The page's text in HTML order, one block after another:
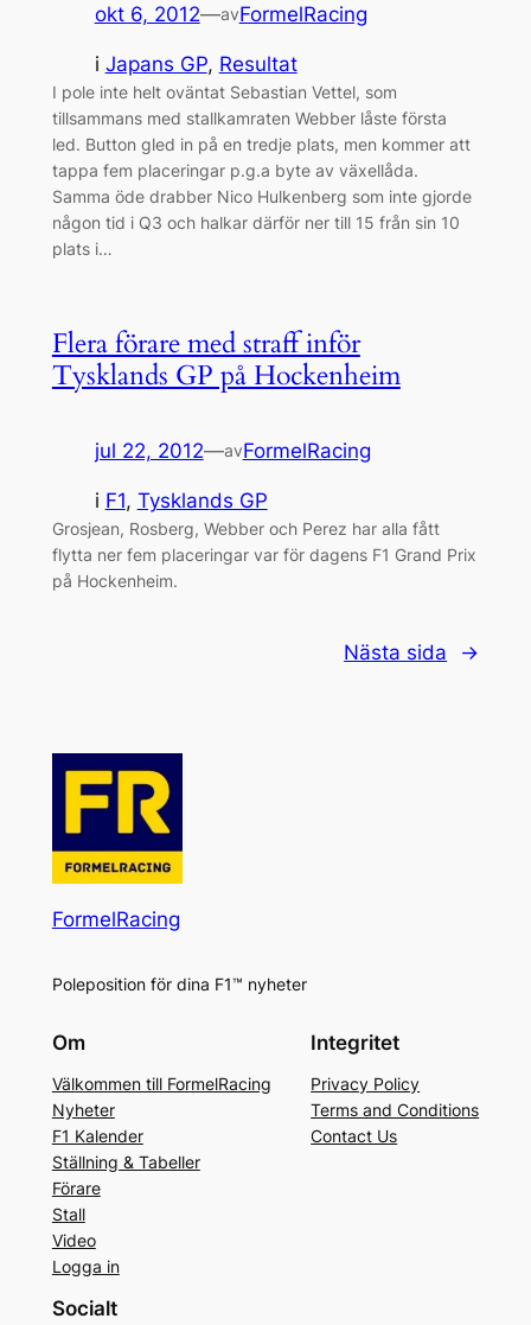
okt 6, 2012—avFormelRacing
i Japans GP, Resultat
I pole inte helt oväntat Sebastian Vettel, som
tillsammans med stallkamraten Webber låste första
led. Button gled in på en tredje plats, men kommer att
tappa fem placeringar p.g.a byte av växellåda.
Samma öde drabber Nico Hulkenberg som inte gjorde
någon tid i Q3 och halkar därför ner till 15 från sin 10
plats i…
Flera förare med straff inför
Tysklands GP på Hockenheim
jul 22, 2012—avFormelRacing
i F1, Tysklands GP
Grosjean, Rosberg, Webber och Perez har alla fått
flytta ner fem placeringar var för dagens F1 Grand Prix
på Hockenheim.
Nästa sida →
FormelRacing
Poleposition för dina F1™ nyheter
Om
Välkommen till FormelRacing
Nyheter
F1 Kalender
Ställning & Tabeller
Förare
Stall
Video
Logga in
Integritet
Privacy Policy
Terms and Conditions
Contact Us
Socialt